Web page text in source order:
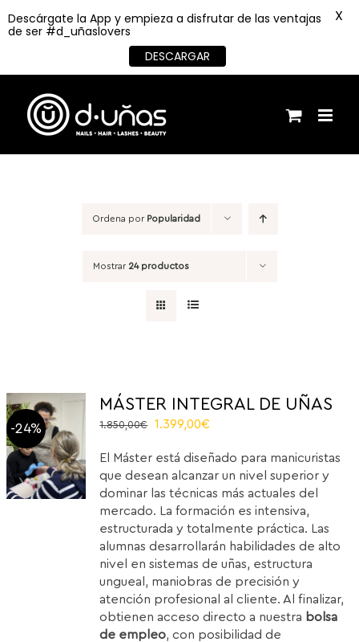
contenido
Ordena por Popularidad
Mostrar 24 productos
-24%
MÁSTER INTEGRAL DE UÑAS
1.850,00€
El
original
era:
1.850,00€.
1.399,00€
actual
es:
1.399,00€.
El Máster está diseñado para manicuristas
que desean alcanzar un nivel superior y
dominar las técnicas más actuales del
mercado. La formación es intensiva,
estructurada y totalmente práctica. Las
alumnas desarrollarán habilidades de alto
nivel en sistemas de uñas, estructura
ungueal, maniobras de precisión y
atención profesional al cliente. Al finalizar,
obtienen acceso directo a nuestra bolsa
de empleo, con posibilidad de
Descárgate la App y empieza a disfrutar de las ventajas
de ser #d_uñaslovers
DESCARGAR
X